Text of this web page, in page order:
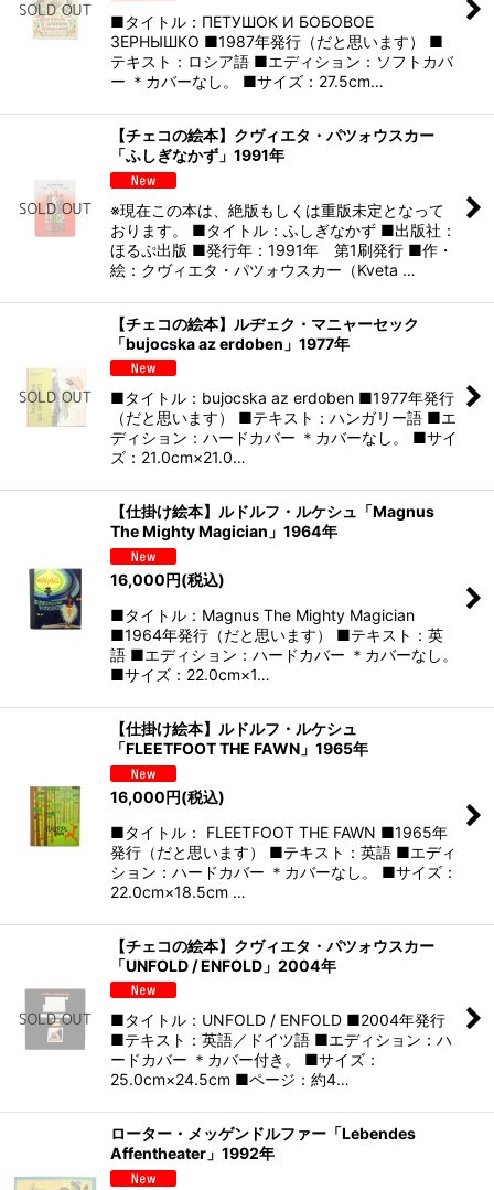
■タイトル：ПЕТУШОК И БОБОВОЕ
ЗЕРНЫШКО ■1987年発行（だと思います） ■
テキスト：ロシア語 ■エディション：ソフトカバ
ー ＊カバーなし。 ■サイズ：27.5cm…
【チェコの絵本】クヴィエタ・パツォウスカー
「ふしぎなかず」1991年
※現在この本は、絶版もしくは重版未定となって
おります。 ■タイトル：ふしぎなかず ■出版社：
ほるぷ出版 ■発行年：1991年 第1刷発行 ■作・
絵：クヴィエタ・パツォウスカー（Kveta …
【チェコの絵本】ルヂェク・マニャーセック
「bujocska az erdoben」1977年
■タイトル：bujocska az erdoben ■1977年発行
（だと思います） ■テキスト：ハンガリー語 ■エ
ディション：ハードカバー ＊カバーなし。 ■サイ
ズ：21.0cm×21.0…
【仕掛け絵本】ルドルフ・ルケシュ「Magnus
The Mighty Magician」1964年
16,000円(税込)
■タイトル：Magnus The Mighty Magician
■1964年発行（だと思います） ■テキスト：英
語 ■エディション：ハードカバー ＊カバーなし。
■サイズ：22.0cm×1…
【仕掛け絵本】ルドルフ・ルケシュ
「FLEETFOOT THE FAWN」1965年
16,000円(税込)
■タイトル： FLEETFOOT THE FAWN ■1965年
発行（だと思います） ■テキスト：英語 ■エディ
ション：ハードカバー ＊カバーなし。 ■サイズ：
22.0cm×18.5cm …
【チェコの絵本】クヴィエタ・パツォウスカー
「UNFOLD / ENFOLD」2004年
■タイトル：UNFOLD / ENFOLD ■2004年発行
■テキスト：英語／ドイツ語 ■エディション：ハ
ードカバー ＊カバー付き。 ■サイズ：
25.0cm×24.5cm ■ページ：約4…
ローター・メッゲンドルファー「Lebendes
Affentheater」1992年